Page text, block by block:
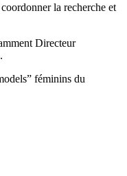
la recherche et
Directeur
féminins du